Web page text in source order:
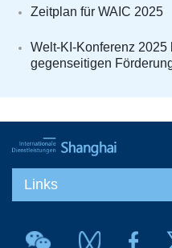
Zeitplan für WAIC 2025
Welt-KI-Konferenz
gegenseitigen
Links